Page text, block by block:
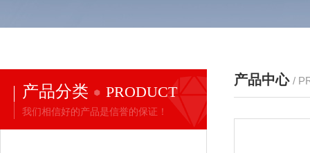
产品分类 PRODUCT
我们相信好的产品是信誉的保证！
产品中心 /